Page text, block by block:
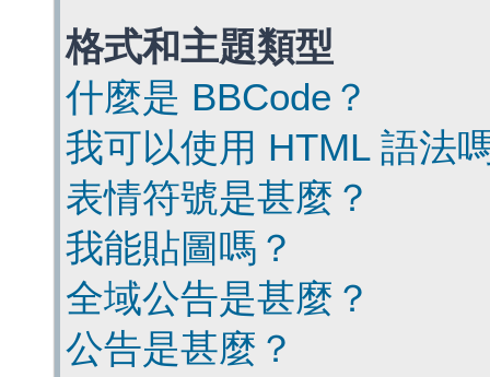
格式和主題類型
什麼是 BBCode？
我可以使用 HTML 語法
表情符號是甚麼？
我能貼圖嗎？
全域公告是甚麼？
公告是甚麼？